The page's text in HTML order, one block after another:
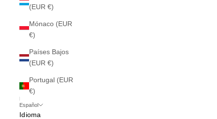
(EUR €)
Mónaco (EUR
€)
Países Bajos
(EUR €)
Portugal (EUR
€)
Español
Idioma